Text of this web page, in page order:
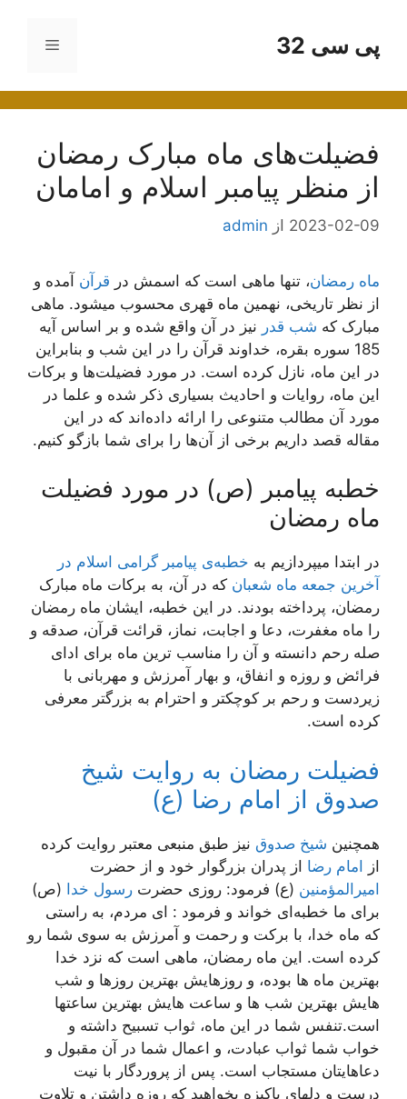
محتواپی سی 32 فهرست
فضیلت‌های ماه مبارک رمضان
از منظر پیامبر اسلام و امامان
2023-02-09 از admin
ماه رمضان، تنها ماهی است که اسمش در قرآن آمده و
از نظر تاریخی، نهمین ماه قهری محسوب میشود. ماهی
مبارک که شب قدر نیز در آن واقع شده و بر اساس آیه
185 سوره بقره، خداوند قرآن را در این شب و بنابراین
در این ماه، نازل کرده است. در مورد فضیلت‌ها و برکات
این ماه، روایات و احادیث بسیاری ذکر شده و علما در
مورد آن مطالب متنوعی را ارائه داده‌اند که در این
مقاله قصد داریم برخی از آن‌ها را برای شما بازگو کنیم.
خطبه پیامبر (ص) در مورد فضیلت
ماه رمضان
در ابتدا میپردازیم به خطبه‌ی پیامبر گرامی اسلام در
آخرین جمعه ماه شعبان که در آن، به برکات ماه مبارک
رمضان، پرداخته بودند. در این خطبه، ایشان ماه رمضان
را ماه مغفرت، دعا و اجابت، نماز، قرائت‌ قرآن‌، صدقه‌ و
صله رحم‌ دانسته و آن را مناسب ترین ماه برای ادای‌
فرائض‌ و روزه‌ و انفاق‌، و بهار آمرزش‌ و مهربانی با
زیردست‌ و رحم‌ بر کوچکتر و احترام‌ به بزرگتر معرفی
کرده است.
فضیلت رمضان به روایت شیخ
صدوق از امام رضا (ع)
همچنین شیخ صدوق نیز طبق منبعی معتبر روایت کرده
از امام رضا از پدران بزرگوار خود و از حضرت
امیرالمؤمنین (ع) فرمود: روزی حضرت رسول خدا (ص)
برای ما خطبه‌ای خواند و فرمود : ای مردم، به راستی
که ماه خدا، با برکت و رحمت و آمرزش به سوی شما رو
کرده است. این ماه رمضان، ماهی است که نزد خدا
بهترین ماه ها بوده، و روزهایش بهترین روزها و شب
هایش بهترین شب ها و ساعت هایش بهترین ساعتها
است.تنفس شما در این ماه، ثواب تسبیح داشته و
خواب شما ثواب عبادت، و اعمال شما در آن مقبول و
دعاهایتان مستجاب است. پس از پروردگار با نیت
درست و دلهای پاکیزه بخواهید که روزه داشتن و تلاوت